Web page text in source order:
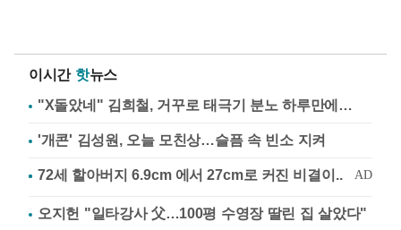
이시간 핫뉴스
"X돌았네" 김희철, 거꾸로 태극기 분노 하루만에…
'개콘' 김성원, 오늘 모친상…슬픔 속 빈소 지켜
오지헌 "일타강사 父…100평 수영장 딸린 집 살았다"